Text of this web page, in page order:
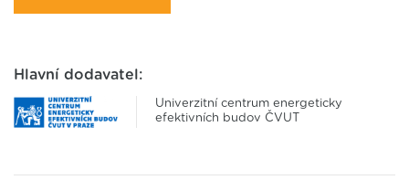
Hlavní dodavatel:
Univerzitní centrum energeticky
efektivních budov ČVUT